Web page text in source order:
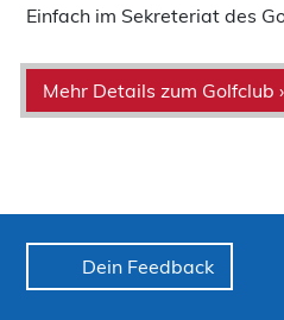
Einfach im Sekreteriat des
Mehr Details zum Golfclub ›
Dein Feedback